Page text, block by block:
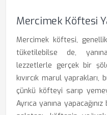
Mercimek Köftesi
Mercimek köftesi,
tüketilebilse de,
lezzetlerle gerçek bir
kıvırcık marul yaprakları,
çünkü köfteyi sarıp
Ayrıca yanına